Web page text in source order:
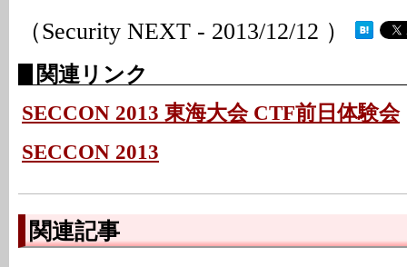
（Security NEXT - 2013/12/12 ）
関連リンク
SECCON 2013 東海大会 CTF前日体験会
SECCON 2013
関連記事